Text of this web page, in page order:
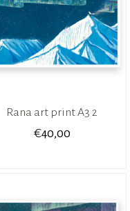
Rana art print A3 2
€40,00